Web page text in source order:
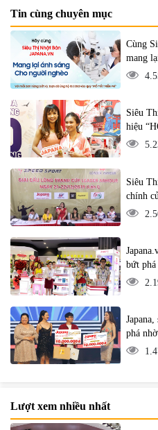
Tin cùng chuyên mục
Cùng
mang
Siêu
hiệu
Siêu
chính
1
bứt
phá
Lượt xem nhiều nhất